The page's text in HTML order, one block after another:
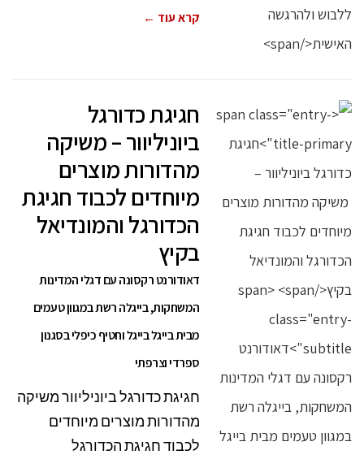
קרא עוד ←
חגיגת כדורגל
ביוניליוור – משיקה
מהדורות מוצרים
מיוחדים לכבוד חגיגת
הכדורגל והמונדיאל
בקיץ
דאודורנט רקסונה עם דגלי המדינות
המשחקות, בייגלה רשת במגוון טעמים
מבית בייגל בייגל וחטיף כיפלי בסגנון
ספרדי וצרפתי
חגיגת כדורגל ביוניליוור משיקה
מהדורות מוצרים מיוחדים
לכבוד חגיגת הכדורגל